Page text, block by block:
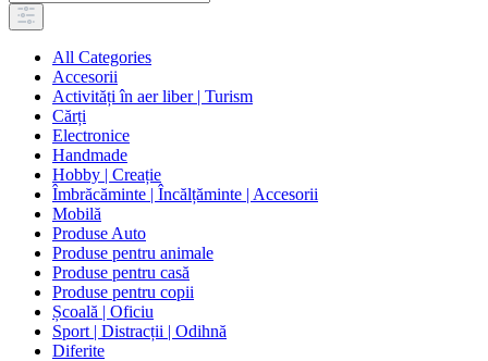
All Categories
Accesorii
Activități în aer liber | Turism
Cărți
Electronice
Handmade
Hobby | Creație
Îmbrăcăminte | Încălțăminte | Accesorii
Mobilă
Produse Auto
Produse pentru animale
Produse pentru casă
Produse pentru copii
Școală | Oficiu
Sport | Distracții | Odihnă
Diferite